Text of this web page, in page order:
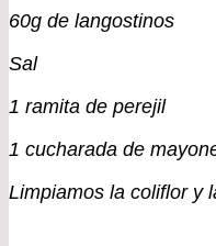
60g de langostinos
Sal
1 ramita de perejil
1 cucharada de
Limpiamos la coliflor y